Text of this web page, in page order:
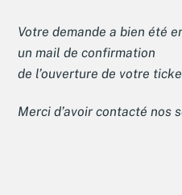
Votre demande a bien été
un mail de confirmation
de l’ouverture de votre
Merci d’avoir contacté nos